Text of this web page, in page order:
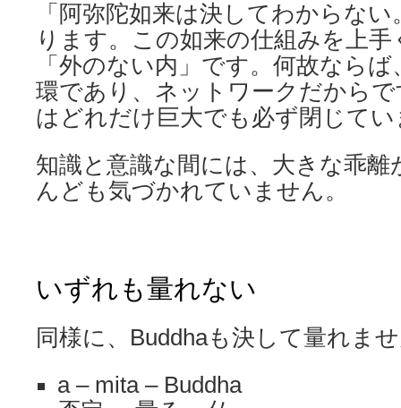
「阿弥陀如来は決してわからな
ります。この如来の仕組みを上
「外のない内」です。何故なら
環であり、ネットワークだから
はどれだけ巨大でも必ず閉じてい
知識と意識な間には、大きな乖
んども気づかれていません。
いずれも量れない
同様に、Buddhaも決して量れま
a – mita – Buddha